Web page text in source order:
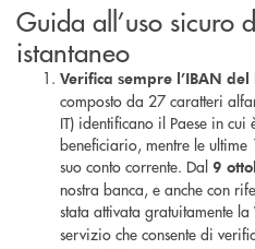
Guida all’uso sicuro
istantaneo
Verifica sempre l’IBAN
composto da 27 caratteri
IT) identificano il Paese in
beneficiario, mentre le
suo conto corrente. Dal 9
nostra banca, e anche con
stata attivata gratuitamente la
servizio che consente di